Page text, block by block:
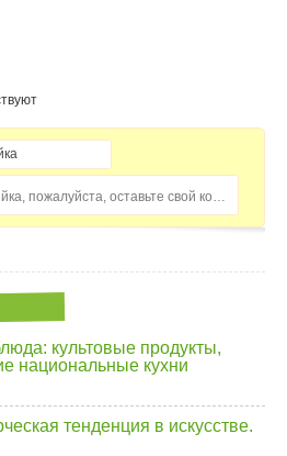
культовые продукты,
национальные кухни
тенденция в искусстве.